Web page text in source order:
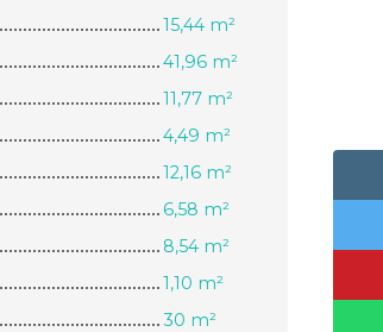
15,44 m²
41,96 m²
11,77 m²
4,49 m²
12,16 m²
6,58 m²
8,54 m²
1,10 m²
30 m²